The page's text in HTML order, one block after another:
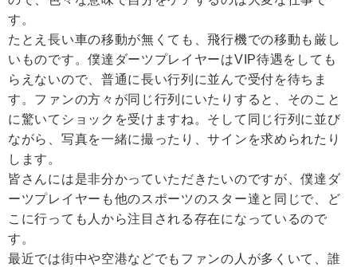
す。
たとえ長い車の移動が無くても、飛行機での移動も厳し
いものです。僕達ダーツプレイヤーはVIP待遇をしても
らえないので、普通に長い行列に並んで受付を待ちま
す。ファンの方々が同じ行列にいたりすると、そのこと
に驚いてショックを受けますね。そして同じ行列に並び
ながら、写真を一緒に撮ったり、サインを求められたり
します。
皆さんには是非分かっていただきたいのですが、僕達ダ
ーツプレイヤーも他のスポーツのスター達と同じで、ど
こに行っても人から注目される存在になっているので
す。
最近では街中や空港などでもファンの人が多くいて、誰